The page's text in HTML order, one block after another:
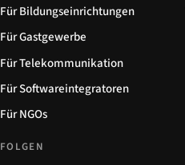
Für Bildungseinrichtungen
Für Gastgewerbe
Für Telekommunikation
Für Softwareintegratoren
Für NGOs
FOLGEN